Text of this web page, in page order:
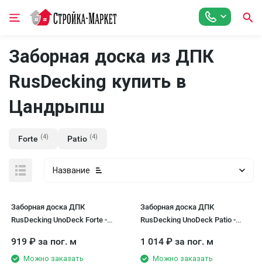
Заборная доска из ДПК
RusDecking купить в
Цандрыпш
Forte (4) Patio (4)
Название
Заборная доска ДПК
RusDecking UnoDeck Forte -
919 ₽ за пог. м
Можно заказать
Заборная доска ДПК
RusDecking UnoDeck Patio -
1 014 ₽ за пог. м
Можно заказать